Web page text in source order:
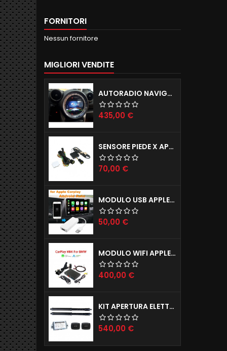
FORNITORI
Nessun fornitore
MIGLIORI VENDITE
AUTORADIO NAVIGATORE R56 57 60 ANDROID 12.0 QUADCORE WIFI 2GB RAM 16GB ROM
Prezzo
435,00 €
SENSORE PIEDE X APERTURA PORTELLONE ELETTRICO TAILGATE X TUTTE LE AUTO
Prezzo
70,00 €
MODULO USB APPLE CARPLAY X IPHONE E ANDROID AUTO X AUTORADIO ANDROID
Prezzo
50,00 €
MODULO WIFI APPLE CARPLAY X IPHONE E ANDROID AUTO MODELLI BMW (ANCHE INGRESSO CAMERE POSTERIORE E ANTERIORE)
Prezzo
400,00 €
KIT APERTURA ELETTRICA BAGAGLIAIO JAGUAR E-PACE F-PACE
Prezzo
540,00 €